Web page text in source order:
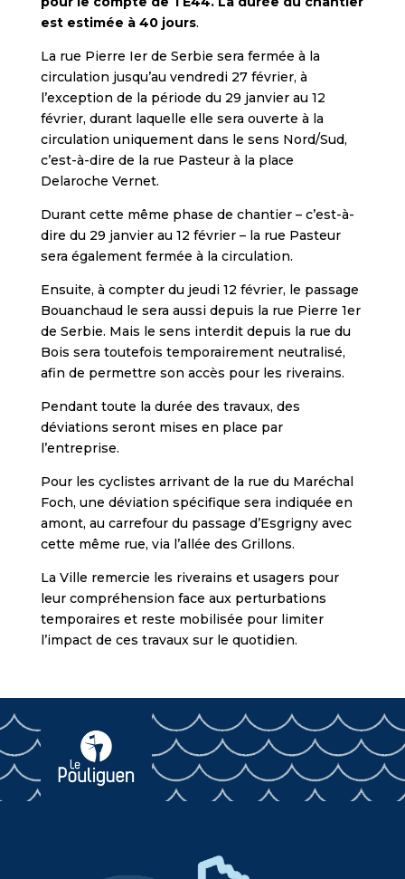
est estimée à 40 jours.
La rue Pierre Ier de Serbie sera fermée à la
circulation jusqu’au vendredi 27 février, à
l’exception de la période du 29 janvier au 12
février, durant laquelle elle sera ouverte à la
circulation uniquement dans le sens Nord/Sud,
c’est-à-dire de la rue Pasteur à la place
Delaroche Vernet.
Durant cette même phase de chantier – c’est-à-
dire du 29 janvier au 12 février – la rue Pasteur
sera également fermée à la circulation.
Ensuite, à compter du jeudi 12 février, le passage
Bouanchaud le sera aussi depuis la rue Pierre 1er
de Serbie. Mais le sens interdit depuis la rue du
Bois sera toutefois temporairement neutralisé,
afin de permettre son accès pour les riverains.
Pendant toute la durée des travaux, des
déviations seront mises en place par
l’entreprise.
Pour les cyclistes arrivant de la rue du Maréchal
Foch, une déviation spécifique sera indiquée en
amont, au carrefour du passage d’Esgrigny avec
cette même rue, via l’allée des Grillons.
La Ville remercie les riverains et usagers pour
leur compréhension face aux perturbations
temporaires et reste mobilisée pour limiter
l’impact de ces travaux sur le quotidien.